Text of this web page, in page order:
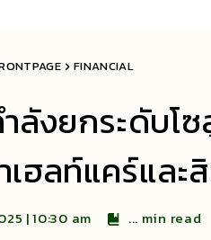
FINANCIAL
งยกระดับโ
ลท์แคร์และ
| 10:30 am ... min read